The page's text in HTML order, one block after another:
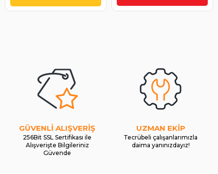
GÜVENLİ ALIŞVERİŞ
256Bit SSL Sertifikası ile
Alışverişte Bilgileriniz
Güvende
UZMAN EKİP
Tecrübeli çalışanlarımızla
daima yanınızdayız!